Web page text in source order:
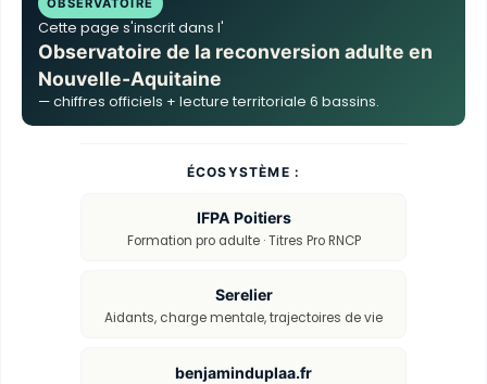
OBSERVATOIRE
Cette page s'inscrit dans l'
Observatoire de la reconversion adulte en
Nouvelle-Aquitaine
— chiffres officiels + lecture territoriale 6 bassins.
ÉCOSYSTÈME :
IFPA Poitiers
Formation pro adulte · Titres Pro RNCP
Serelier
Aidants, charge mentale, trajectoires de vie
benjaminduplaa.fr